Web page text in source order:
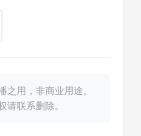
用，非商业用途。
联系删除。